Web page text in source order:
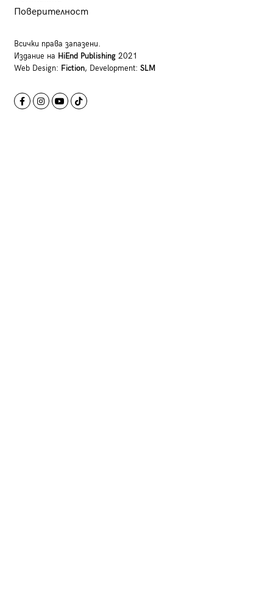
Поверителност
Всички права запазени.
Издание на HiEnd Publishing2021
Web Design: Fiction, Development: SLM